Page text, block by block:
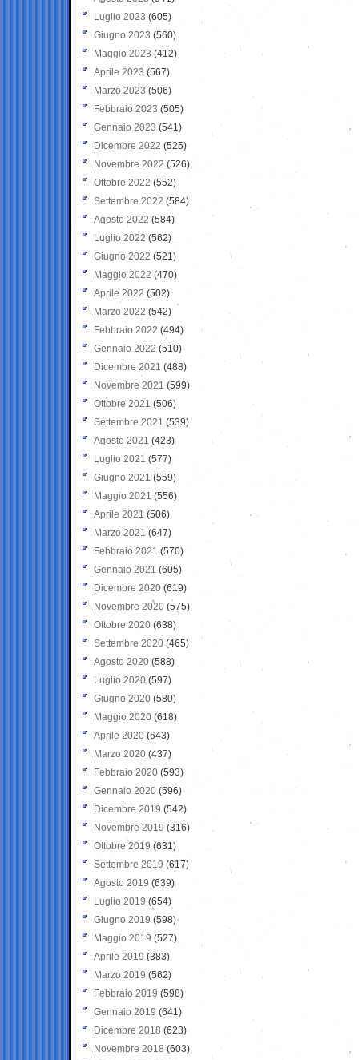
Luglio 2023 (605)
Giugno 2023 (560)
Maggio 2023 (412)
Aprile 2023 (567)
Marzo 2023 (506)
Febbraio 2023 (505)
Gennaio 2023 (541)
Dicembre 2022 (525)
Novembre 2022 (526)
Ottobre 2022 (552)
Settembre 2022 (584)
Agosto 2022 (584)
Luglio 2022 (562)
Giugno 2022 (521)
Maggio 2022 (470)
Aprile 2022 (502)
Marzo 2022 (542)
Febbraio 2022 (494)
Gennaio 2022 (510)
Dicembre 2021 (488)
Novembre 2021 (599)
Ottobre 2021 (506)
Settembre 2021 (539)
Agosto 2021 (423)
Luglio 2021 (577)
Giugno 2021(559)
Maggio 2021 (556)
Aprile 2021 (506)
Marzo 2021 (647)
Febbraio 2021 (570)
Gennaio 2021 (605)
Dicembre 2020 (619)
Novembre 2020 (575)
Ottobre 2020 (638)
Settembre 2020(465)
Agosto 2020 (588)
Luglio 2020 (597)
Giugno 2020 (580)
Maggio 2020 (618)
Aprile 2020 (643)
Marzo 2020 (437)
Febbraio 2020 (593)
Gennaio 2020 (596)
Dicembre 2019 (542)
Novembre 2019 (316)
Ottobre 2019 (631)
Settembre 2019 (617)
Agosto 2019 (639)
Luglio 2019 (654)
Giugno 2019 (598)
Maggio 2019 (527)
Aprile 2019 (383)
Marzo 2019 (562)
Febbraio 2019 (598)
Gennaio 2019 (641)
Dicembre 2018 (623)
Novembre 2018 (603)